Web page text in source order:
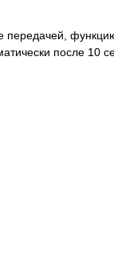
передачей,
после 10